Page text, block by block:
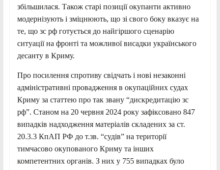
збільшилася. Також старі позиції окупанти активно
модернізують і зміцнюють, що зі свого боку вказує на
те, що зс рф готується до найгіршого сценарію
ситуації на фронті та можливої висадки українського
десанту в Криму.
Про посилення спротиву свідчать і нові незаконні
адміністративні провадження в окупаційних судах
Криму за статтею про так звану “дискредитацію зс
рф”. Станом на 20 червня 2024 року зафіксовано 847
випадків надходження матеріалів складених за ст.
20.3.3 КпАП РФ до т.зв. “судів” на території
тимчасово окупованого Криму та інших
компетентних органів. З них у 755 випадках було